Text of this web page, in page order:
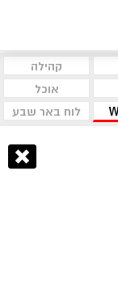
קהילה
אוכל
לוח באר שבע